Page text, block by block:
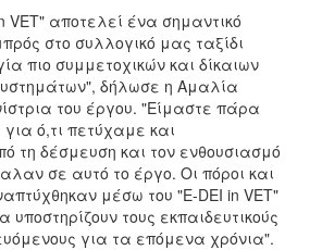
VET" αποτελεί ένα σημαντικό
στο συλλογικό μας ταξίδι
πιο συμμετοχικών και δίκαιων
δήλωσε η Αμαλία
του έργου. "Είμαστε πάρα
ό,τι πετύχαμε και
τη δέσμευση και τον ενθουσιασμό
σε αυτό το έργο. Οι πόροι και
μέσω του "E-DEI in VET"
υποστηρίζουν τους εκπαιδευτικούς
για τα επόμενα χρόνια".